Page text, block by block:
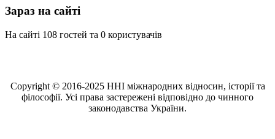
Зараз на сайті
На сайті 108 гостей та 0 користувачів
Copyright © 2016-2025 ННІ міжнародних відносин, історії та
філософії. Усі права застережені відповідно до чинного
законодавства України.